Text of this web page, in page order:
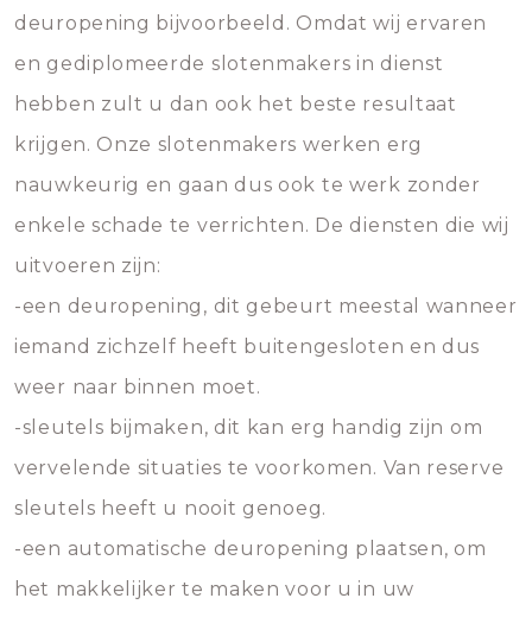
deuropening bijvoorbeeld. Omdat wij ervaren
en gediplomeerde slotenmakers in dienst
hebben zult u dan ook het beste resultaat
krijgen. Onze slotenmakers werken erg
nauwkeurig en gaan dus ook te werk zonder
enkele schade te verrichten. De diensten die wij
uitvoeren zijn:
-een deuropening, dit gebeurt meestal wanneer
iemand zichzelf heeft buitengesloten en dus
weer naar binnen moet.
-sleutels bijmaken, dit kan erg handig zijn om
vervelende situaties te voorkomen. Van reserve
sleutels heeft u nooit genoeg.
-een automatische deuropening plaatsen, om
het makkelijker te maken voor u in uw